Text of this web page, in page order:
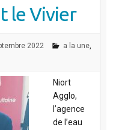
le Vivier
2022 a la une,
Niort
Agglo,
l’agence
de l’eau